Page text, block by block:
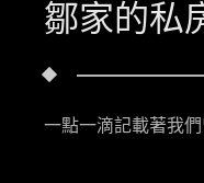
鄒家的私
一點一滴記載著我